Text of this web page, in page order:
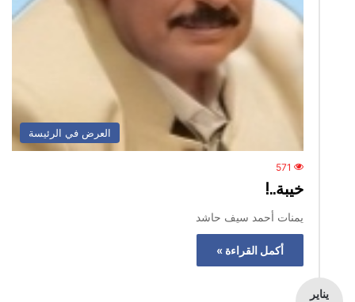
العرض في الرئيسة
571
خيبة..!
يمنات أحمد سيف حاشد
أكمل القراءة »
يناير